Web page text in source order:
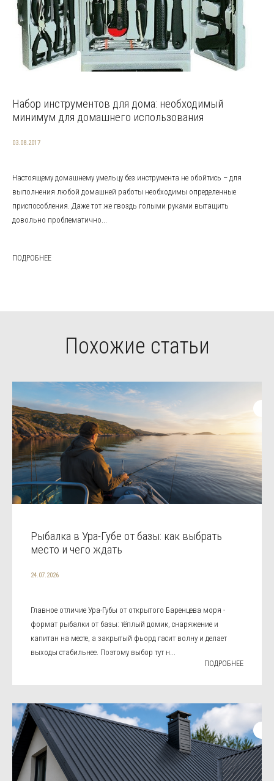
Набор инструментов для дома: необходимый
минимум для домашнего использования
03.08.2017
Настоящему домашнему умельцу без инструмента не обойтись – для
выполнения любой домашней работы необходимы определенные
приспособления. Даже тот же гвоздь голыми руками вытащить
довольно проблематично...
ПОДРОБНЕЕ
Похожие статьи
Рыбалка в Ура-Губе от базы: как выбрать
место и чего ждать
24.07.2026
Главное отличие Ура-Губы от открытого Баренцева моря -
формат рыбалки от базы: тёплый домик, снаряжение и
капитан на месте, а закрытый фьорд гасит волну и делает
выходы стабильнее. Поэтому выбор тут н...
ПОДРОБНЕЕ